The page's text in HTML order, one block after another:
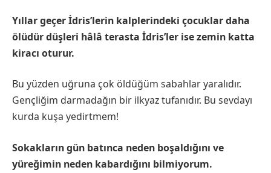
Yıllar geçer İdris’lerin kalplerindeki çocuklar daha
ölüdür düşleri hâlâ terasta İdris’ler ise zemin katta
kiracı oturur.
Bu yüzden uğruna çok öldüğüm sabahlar yaralıdır.
Gençliğim darmadağın bir ilkyaz tufanıdır. Bu sevdayı
kurda kuşa yedirtmem!
Sokakların gün batınca neden boşaldığını ve
yüreğimin neden kabardığını bilmiyorum.